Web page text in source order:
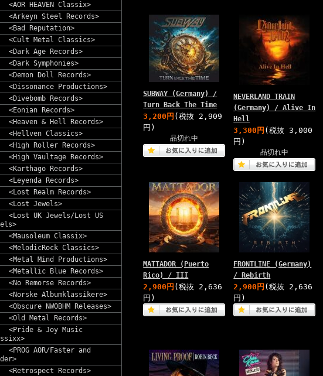
HEAVEN Classix>
Steel Records>
Reputation>
Metal Classics>
Age Records>
Symphonies>
Doll Records>
Productions>
Records>
Records>
& Hell Records>
Classics>
Roller Records>
Vaultage Records>
Records>
Records>
Realm Records>
Jewels>
UK Jewels/Lost US
Classix>
Classics>
Mind Productions>
Blue Records>
Remorse Records>
Albumklassikere>
NWOBHM Releases>
Metal Records>
& Joy Music
AOR/Faster and
Records>
SUBWAY (Germany) /
Turn Back The Time
3,200円 (税抜 2,909
円)
品切れ中
NEVERLAND TRAIN
(Germany) / Alive In
Hell
3,300円 (税抜 3,000
円)
品切れ中
MATTADOR (Puerto
Rico) / III
2,900円 (税抜 2,636
円)
FRONTLINE (Germany)
/ Rebirth
2,900円 (税抜 2,636
円)